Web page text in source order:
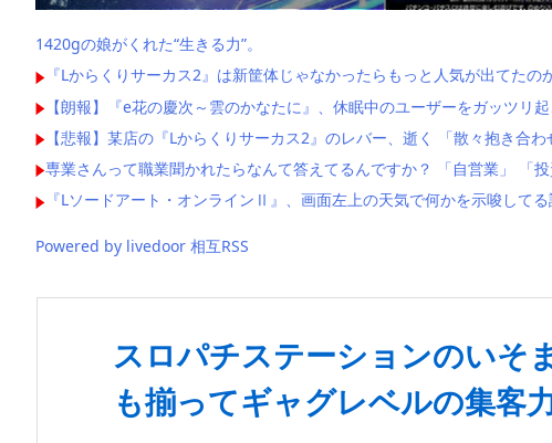
1420gの娘がくれた“生きる力”。
『Lからくりサーカス2』は新筐体じゃなかったらもっと人気が出てた
【朗報】『e花の慶次～雲のかなたに』、休眠中のユーザーをガッツリ
【悲報】某店の『Lからくりサーカス2』のレバー、逝く 「散々抱き合わ
専業さんって職業聞かれたらなんて答えてるんですか？ 「自営業」 「
『Lソードアート・オンラインⅡ』、画面左上の天気で何かを示唆して
Powered by livedoor 相互RSS
スロパチステーションのいそ
も揃ってギャグレベルの集客